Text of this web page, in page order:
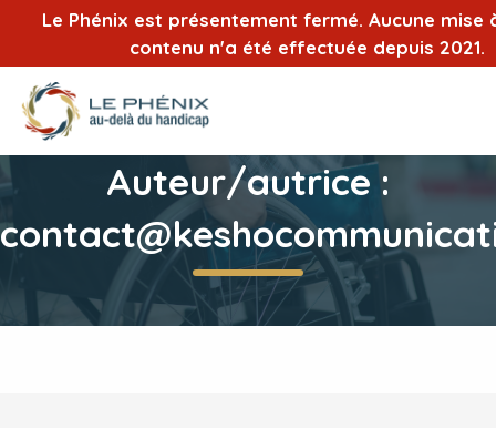
Le Phénix est présentement fermé. Aucune mise
contenu n'a été effectuée depuis 2021.
Auteur/autrice :